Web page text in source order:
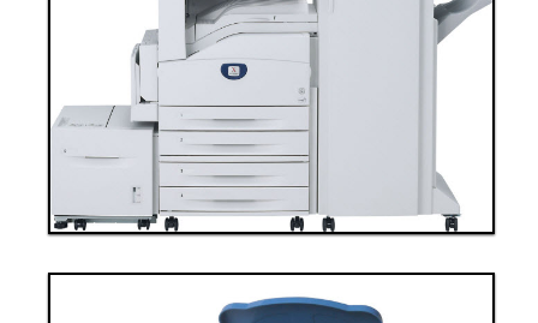
Thiết bị văn phòng 6
Giá: 90,000,000 VND
Xem chi tiết
Đặt hàng
Thanh toán ngay